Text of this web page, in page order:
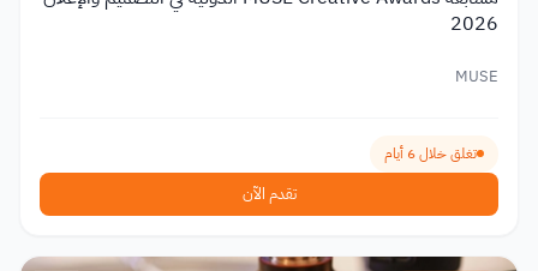
2026
MUSE
تغلق خلال 6 أيام
تقدم الآن